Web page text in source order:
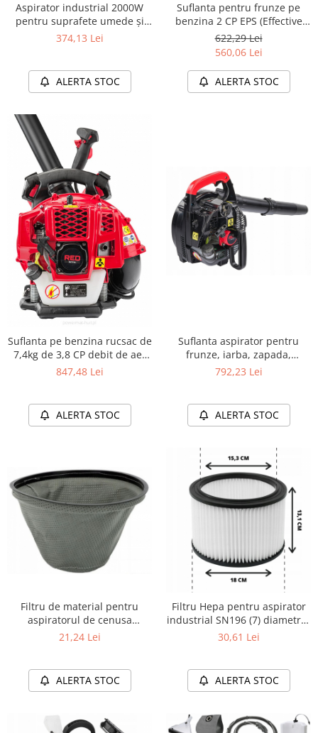
Aspirator industrial 2000W
pentru suprafete umede și
uscate
374,13 Lei
ALERTA STOC
Suflanta pentru frunze pe
benzina 2 CP EPS (Effective
Power Solutions)
622,29 Lei
560,06 Lei
ALERTA STOC
Suflanta pe benzina rucsac de
7,4kg de 3,8 CP debit de aer
pana la 1360 m³/h
847,48 Lei
ALERTA STOC
Suflanta aspirator pentru
frunze, iarba, zapada,
gradina, pe benzina 5,7 kg,
792,23 Lei
ALERTA STOC
Filtru de material pentru
aspiratorul de cenusa
semineu diametru de 260 mm
VERDA (7)
21,24 Lei
ALERTA STOC
Filtru Hepa pentru aspirator
industrial SN196 (7) diametrul
interior 15,3 cm diametru30,61 Lei
ALERTA STOC